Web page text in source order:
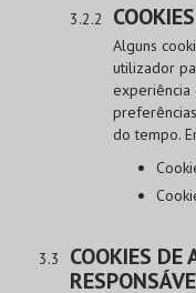
Alguns
utilizador
experiência
do tempo.
COOKIES DE